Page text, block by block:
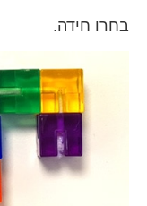
בחרו חידה.